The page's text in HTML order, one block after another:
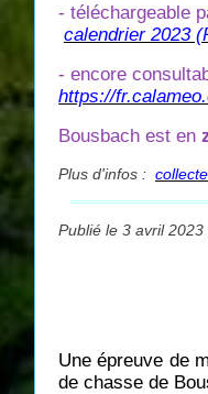
- téléchargeable
calendrier 2023
- encore
https://
Bousbach est en
Plus d'infos :
Publié le 3 avril 2023
Une épreuve de
de chasse de